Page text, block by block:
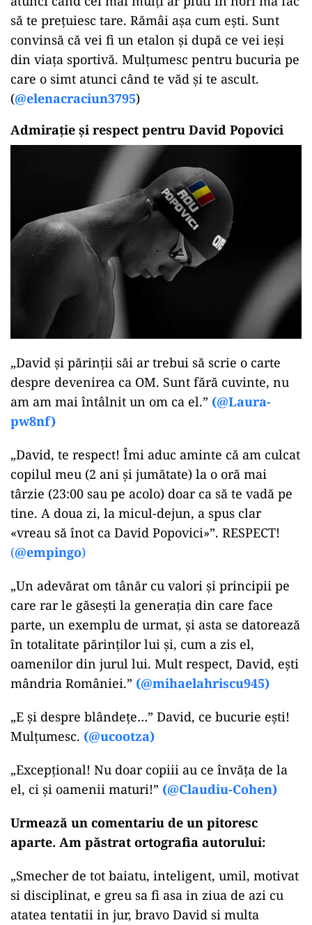
să te prețuiesc tare. Rămâi așa cum ești. Sunt
convinsă că vei fi un etalon și după ce vei ieși
din viața sportivă. Mulțumesc pentru bucuria pe
care o simt atunci când te văd și te ascult.
(@elenacraciun3795)
Admirație și respect pentru David Popovici
„David și părinții săi ar trebui să scrie o carte
despre devenirea ca OM. Sunt fără cuvinte, nu
am am mai întâlnit un om ca el.” (@Laura-
pw8nf)
„David, te respect! Îmi aduc aminte că am culcat
copilul meu (2 ani și jumătate) la o oră mai
târzie (23:00 sau pe acolo) doar ca să te vadă pe
tine. A doua zi, la micul-dejun, a spus clar
«vreau să înot ca David Popovici»”. RESPECT!
(@empingo)
„Un adevărat om tânăr cu valori și principii pe
care rar le găsești la generația din care face
parte, un exemplu de urmat, și asta se datorează
în totalitate părinților lui și, cum a zis el,
oamenilor din jurul lui. Mult respect, David, ești
mândria României.” (@mihaelahriscu945)
„E și despre blândețe…” David, ce bucurie ești!
Mulțumesc. (@ucootza)
„Excepțional! Nu doar copiii au ce învăța de la
el, ci și oamenii maturi!” (@Claudiu-Cohen)
Urmează un comentariu de un pitoresc
aparte. Am păstrat ortografia autorului:
„Smecher de tot baiatu, inteligent, umil, motivat
si disciplinat, e greu sa fi asa in ziua de azi cu
atatea tentatii in jur, bravo David si multa